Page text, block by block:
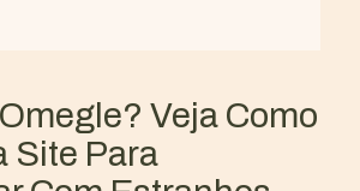
Veja Como
Site Para